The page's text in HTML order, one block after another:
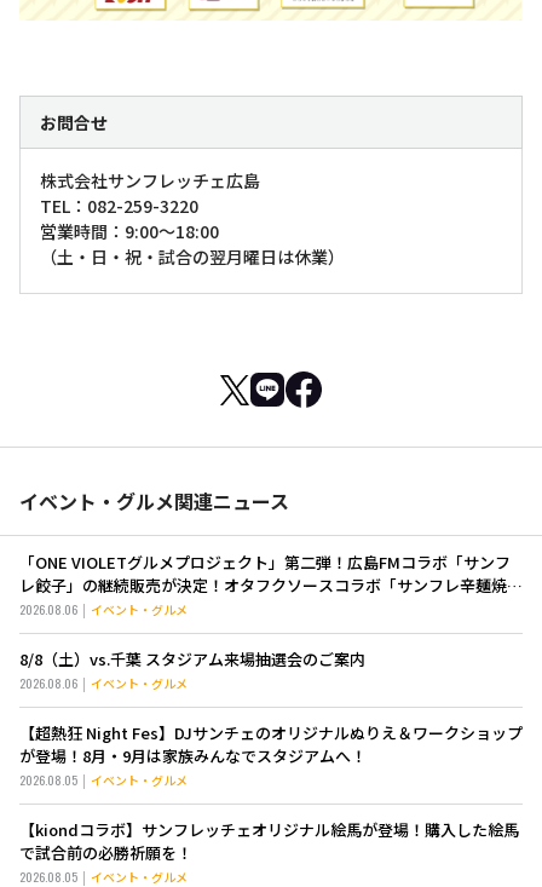
お問合せ
株式会社サンフレッチェ広島
TEL：082-259-3220
営業時間：9:00～18:00
（土・日・祝・試合の翌月曜日は休業）
イベント・グルメ関連ニュース
「ONE VIOLETグルメプロジェクト」第二弾！広島FMコラボ「サンフ
レ餃子」の継続販売が決定！オタフクソースコラボ「サンフレ辛麺焼き
そば」も新登場！
2026.08.06 イベント・グルメ
8/8（土）vs.千葉 スタジアム来場抽選会のご案内
2026.08.06 イベント・グルメ
【超熱狂 Night Fes】DJサンチェのオリジナルぬりえ＆ワークショップ
が登場！8月・9月は家族みんなでスタジアムへ！
2026.08.05 イベント・グルメ
【kiondコラボ】サンフレッチェオリジナル絵馬が登場！購入した絵馬
で試合前の必勝祈願を！
2026.08.05 イベント・グルメ